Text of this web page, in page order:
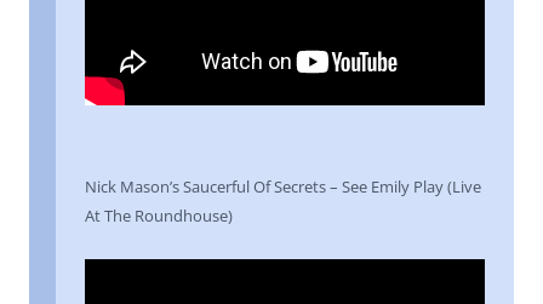
Nick Mason’s Saucerful Of Secrets – See Emily Play (Live
At The Roundhouse)